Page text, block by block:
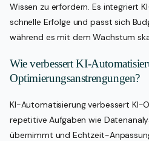
Wissen zu erfordern. Es integriert
schnelle Erfolge und passt sich
während es mit dem Wachstum
Wie verbessert KI-
Optimierungsanstrengungen?
KI-Automatisierung verbessert KI-
repetitive Aufgaben wie
übernimmt und Echtzeit-